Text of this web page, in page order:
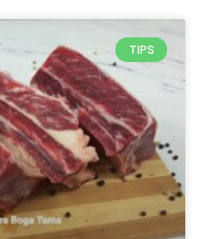
TIPS